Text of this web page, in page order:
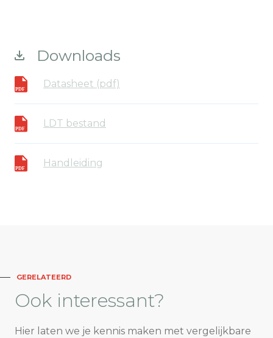
Downloads
Datasheet (pdf)
LDT bestand
Handleiding
GERELATEERD
Ook interessant?
Hier laten we je kennis maken met vergelijkbare